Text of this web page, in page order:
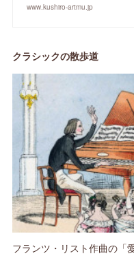
www.kushiro-artmu.jp
クラシックの散歩道
フランツ・リスト作曲の「